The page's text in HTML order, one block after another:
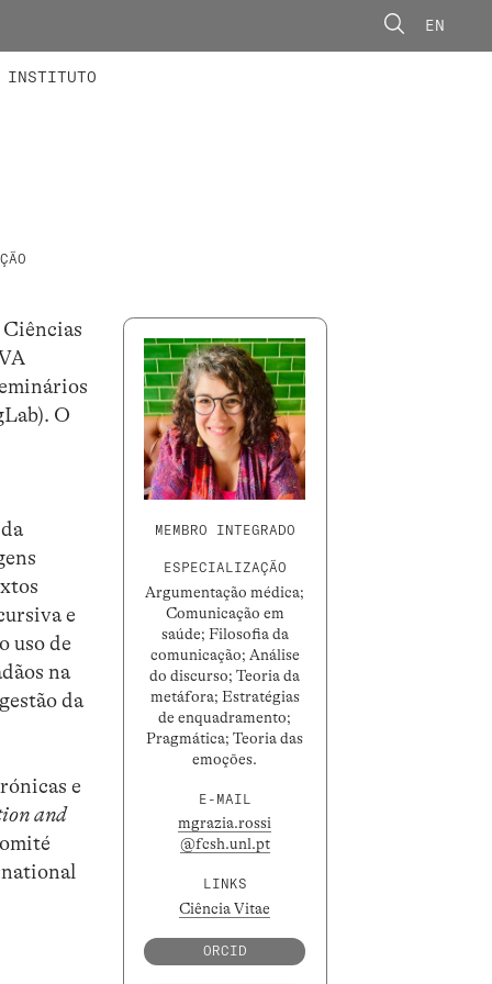
EN
INSTITUTO
O
e
uso de
na
da
e
and
MEMBRO INTEGRADO
ESPECIALIZAÇÃO
Argumentação médica;
Comunicação em
saúde; Filosofia da
comunicação; Análise
do discurso; Teoria da
metáfora; Estratégias
de enquadramento;
Pragmática; Teoria das
emoções.
E-MAIL
mgrazia.rossi
@fcsh.unl.pt
LINKS
Ciência Vitae
ORCID